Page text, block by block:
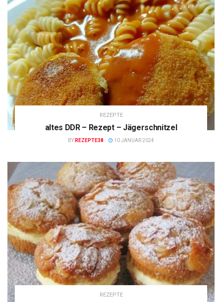
REZEPTE
altes DDR – Rezept – Jägerschnitzel
BY REZEPTE38 10 JANUAR 2024
REZEPTE